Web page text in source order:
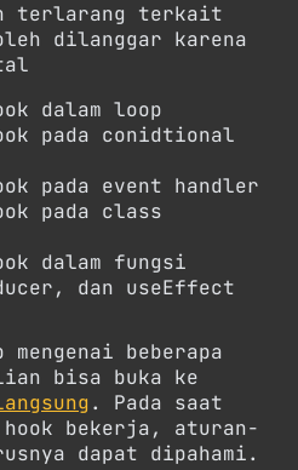
terlarang terkait
dilanggar karena
dalam loop
pada conidtional
pada event handler
pada class
dalam fungsi
dan useEffect
beberapa
bisa buka ke
. Pada saat
hook bekerja, aturan-
dapat dipahami.